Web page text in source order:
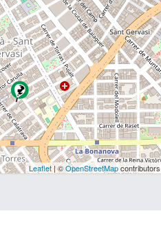
Leaflet| ©OpenStreetMapcontributors